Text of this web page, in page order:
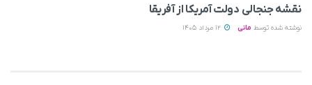
نقشه جنجالی دولت آمریکا از آفریقا
نوشته شده توسط مانی